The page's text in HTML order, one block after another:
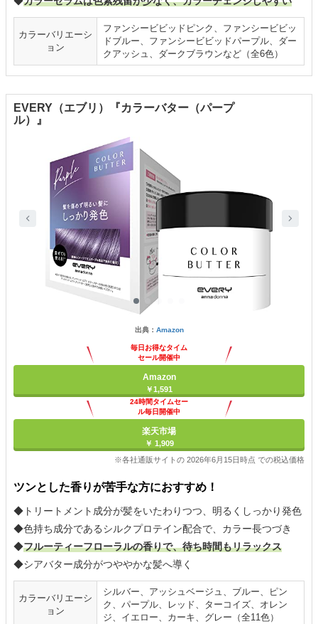
カラーバリエーシ
ョン
ファンシービビッドピンク、ファンシービビッ
ドブルー、ファンシービビッドパープル、ダー
クアッシュ、ダークブラウンなど（全6色）
EVERY（エブリ）『カラーバター（パープ
ル）』
出典： Amazon
毎日お得なタイム
セール開催中
Amazon
￥1,591
24時間タイムセー
ル毎日開催中
楽天市場
￥ 1,909
※各社通販サイトの 2026年6月15日時点 での税込価格
ツンとした香りが苦手な方におすすめ！
◆トリートメント成分が髪をいたわりつつ、明るくしっかり発色
◆色持ち成分であるシルクプロテイン配合で、カラー長つづき
◆フルーティーフローラルの香りで、待ち時間もリラックス
◆シアバター成分がつややかな髪へ導く
カラーバリエーシ
ョン
シルバー、アッシュベージュ、ブルー、ピン
ク、パープル、レッド、ターコイズ、オレン
ジ、イエロー、カーキ、グレー（全11色）